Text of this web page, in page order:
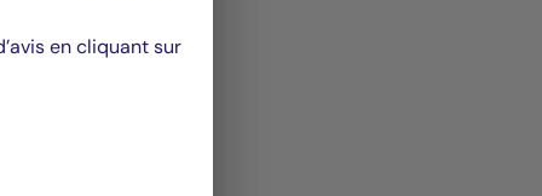
en cliquant sur